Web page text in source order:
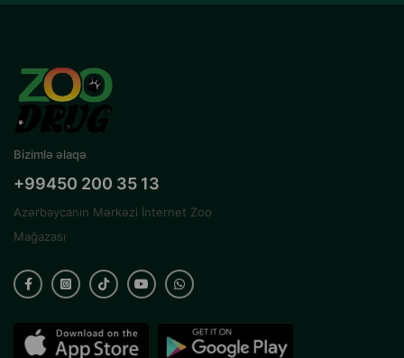
Bizimlə əlaqə
+99450 200 35 13
Azərbaycanın Mərkəzi İnternet Zoo
Mağazası